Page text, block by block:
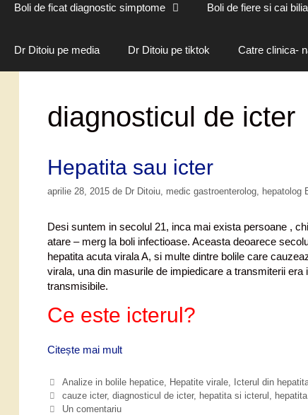
Boli de ficat diagnostic simptome Boli de fiere si cai
Dr Ditoiu pe media Dr Ditoiu pe tiktok Catre clinica-
diagnosticul de icter
Hepatita sau icter
aprilie 28, 2015 de Dr Ditoiu, medic gastroenterolog, hepatolog
Desi suntem in secolul 21, inca mai exista persoane ,
atare – merg la boli infectioase. Aceasta deoarece
hepatita acuta virala A, si multe dintre bolile care
virala, una din masurile de impiedicare a transmiterii
transmisibile.
Ce este icterul?
Citește mai mult
p
a
C
a
t
Analize in bolile hepatice, Hepatite virale, Icterul din
E
t
cauze icter, diagnosticul de icter, hepatita si icterul
Un comentariu